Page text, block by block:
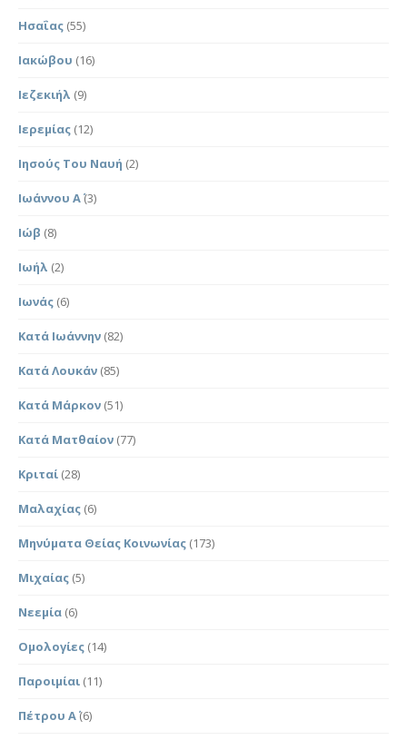
Ησαΐας (55)
Ιακώβου (16)
Ιεζεκιήλ (9)
Ιερεμίας (12)
Ιησούς Του Ναυή (2)
Ιωάννου Α΄(3)
Ιώβ (8)
Ιωήλ (2)
Ιωνάς (6)
Κατά Ιωάννην (82)
Κατά Λουκάν (85)
Κατά Μάρκον (51)
Κατά Ματθαίον (77)
Κριταί (28)
Μαλαχίας (6)
Μηνύματα Θείας Κοινωνίας (173)
Μιχαίας (5)
Νεεμία (6)
Ομολογίες (14)
Παροιμίαι (11)
Πέτρου Α΄(6)